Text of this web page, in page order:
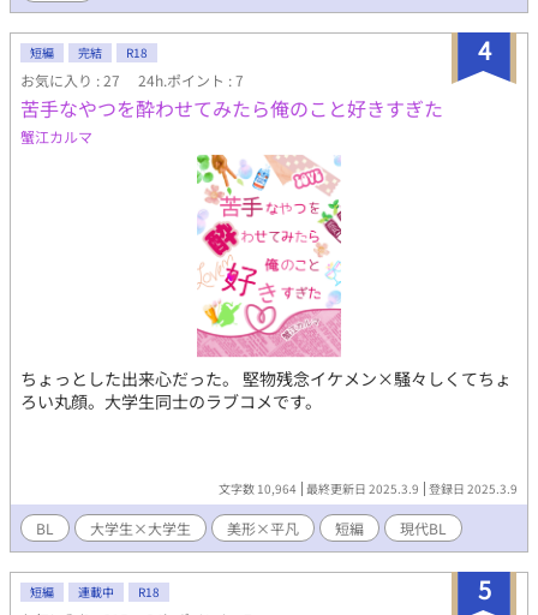
4
短編 完結 R18
お気に入り : 27 24h.ポイント : 7
苦手なやつを酔わせてみたら俺のこと好きすぎた
蟹江カルマ
ちょっとした出来心だった。 堅物残念イケメン×騒々しくてちょ
ろい丸顔。大学生同士のラブコメです。
文字数 10,964 最終更新日 2025.3.9 登録日 2025.3.9
BL 大学生×大学生 美形×平凡 短編 現代BL
5
短編 連載中 R18